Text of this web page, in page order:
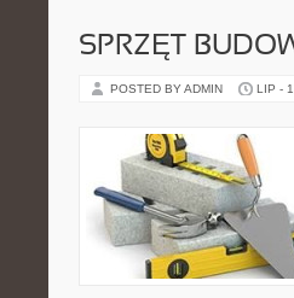
SPRZĘT
POSTED BY ADMIN LIP -